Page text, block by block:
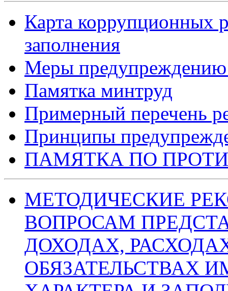
Карта коррупционных
заполнения
Меры предупреждению
Памятка минтруд
Примерный перечень
Принципы
ПАМЯТКА ПО
МЕТОДИЧЕСКИЕ
ВОПРОСАМ
ДОХОДАХ,
ОБЯЗАТЕЛЬСТВАХ